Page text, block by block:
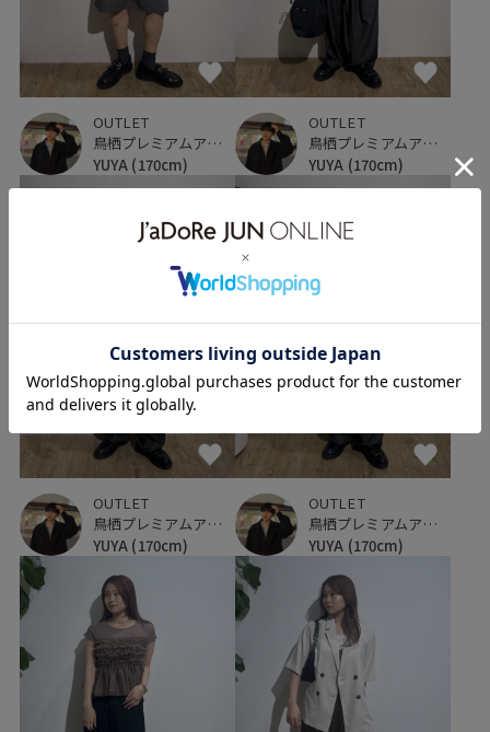
OUTLET
鳥栖プレミアムアウトレット
YUYA (170cm)
OUTLET
鳥栖プレミアムアウトレット
YUYA (170cm)
OUTLET
鳥栖プレミアムアウトレット
YUYA (170cm)
OUTLET
鳥栖プレミアムアウトレット
YUYA (170cm)